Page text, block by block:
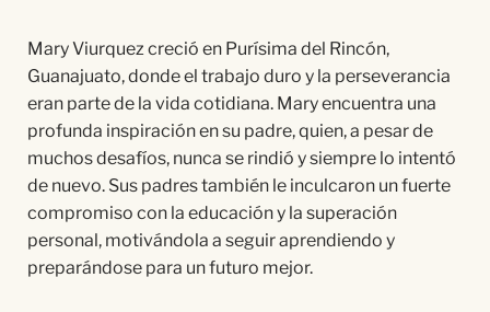
Mary Viurquez creció en Purísima del Rincón,
Guanajuato, donde el trabajo duro y la perseverancia
eran parte de la vida cotidiana. Mary encuentra una
profunda inspiración en su padre, quien, a pesar de
muchos desafíos, nunca se rindió y siempre lo intentó
de nuevo. Sus padres también le inculcaron un fuerte
compromiso con la educación y la superación
personal, motivándola a seguir aprendiendo y
preparándose para un futuro mejor.